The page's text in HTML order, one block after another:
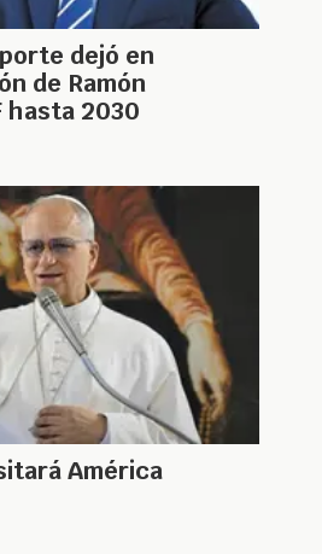
dejó en
de Ramón
hasta 2030
América